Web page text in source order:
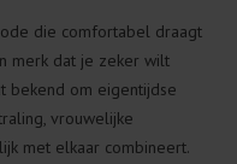
die comfortabel draagt
merk dat je zeker wilt
bekend om eigentijdse
vrouwelijke
met elkaar combineert.